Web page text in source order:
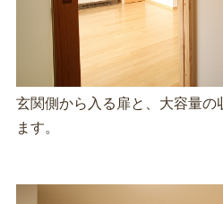
玄関側から入る扉と、大容量の
ます。